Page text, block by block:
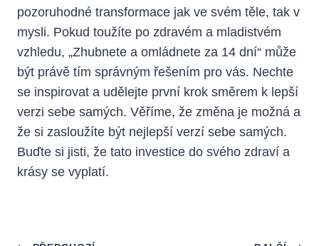
pozoruhodné transformace jak‍ ve svém těle, tak​ v
mysli.⁤ Pokud toužíte po zdravém a​ mladistvém⁣
vzhledu, „Zhubnete a⁢ omládnete za 14 dní“ může
být právě tím správným‍ řešením pro vás. Nechte
se‍ inspirovat a⁢ udělejte první krok směrem k lepší
verzi sebe samých. ⁣Věříme,‌ že‍ změna je možná a
že si zasloužíte být nejlepší verzí sebe samých.
Buďte si jisti, že tato investice do svého zdraví a
krásy se vyplatí.